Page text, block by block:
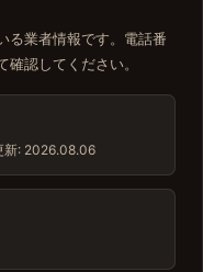
る業者情報です。電話番
認してください。
新: 2026.08.06